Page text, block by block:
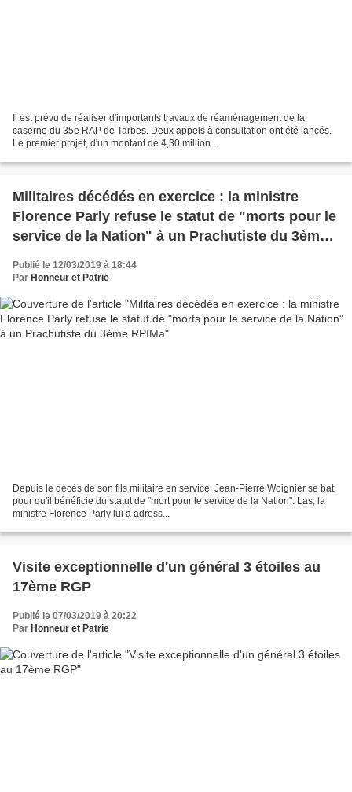
Il est prévu de réaliser d'importants travaux de réaménagement de la
caserne du 35e RAP de Tarbes. Deux appels à consultation ont été lancés.
Le premier projet, d'un montant de 4,30 million...
Militaires décédés en exercice : la ministre
Florence Parly refuse le statut de "morts pour le
service de la Nation" à un Prachutiste du 3ème
RPIMa
Publié le 12/03/2019 à 18:44
Par Honneur et Patrie
Depuis le décès de son fils militaire en service, Jean-Pierre Woignier se bat
pour qu'il bénéficie du statut de "mort pour le service de la Nation". Las, la
ministre Florence Parly lui a adress...
Visite exceptionnelle d'un général 3 étoiles au
17ème RGP
Publié le 07/03/2019 à 20:22
Par Honneur et Patrie